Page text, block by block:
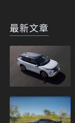
最新文章